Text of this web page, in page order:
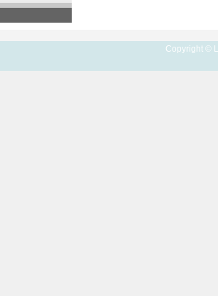
Copyright ©